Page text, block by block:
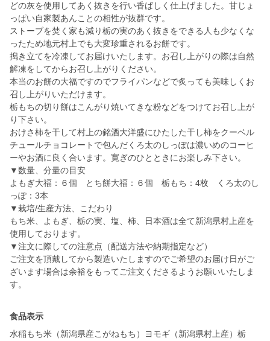
どの灰を使用してあく抜きを行い香ばしく仕上げました。甘じょ
っぱい自家製あんことの相性が抜群です。
ストーブを焚く家も減り栃の実のあく抜きをできる人も少なくな
ったため地元村上でも大変珍重されるお餅です。
搗き立てを冷凍してお届けいたします。お召し上がりの際は自然
解凍をしてからお召し上がりください。
本当のお餅の大福ですのでフライパンなどで炙っても美味しくお
召し上がりいただけます。
栃もちの切り餅はこんがり焼いてきな粉などをつけてお召し上が
り下さい。
おけさ柿を干して村上の銘酒大洋盛にひたした干し柿をクーベル
チュールチョコレートで包んだくろ太のしっぽは濃いめのコーヒ
ーやお酒に良く合います。寛ぎのひとときにお楽しみ下さい。
▼数量、分量の目安
よもぎ大福：６個 とち餅大福：６個 栃もち：4枚 くろ太のし
っぽ：3本
▼栽培/生産方法、こだわり
もち米、よもぎ、栃の実、塩、柿、日本酒は全て新潟県村上産を
使用しております。
▼注文に際しての注意点（配送方法や納期指定など）
ご注文を頂戴してから製造いたしますのでご希望のお届け日がご
ざいます場合は余裕をもってご注文くださるようお願いいたしま
す。
食品表示
水稲もち米（新潟県産こがねもち）ヨモギ（新潟県村上産）栃